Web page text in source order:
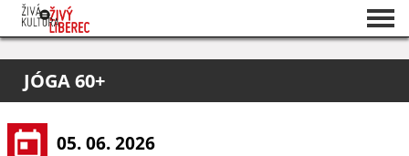
O projektu
Pořadatelé
JÓGA 60+
05. 06. 2026